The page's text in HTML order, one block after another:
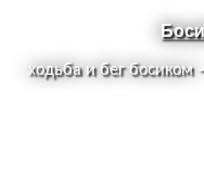
ходьба и бег босиком